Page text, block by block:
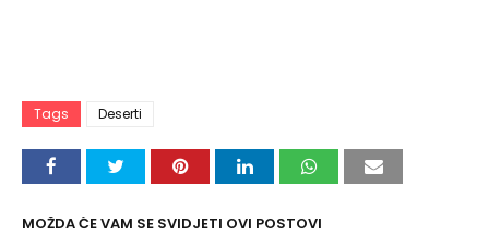
Tags Deserti
MOŽDA ĆE VAM SE SVIDJETI OVI POSTOVI